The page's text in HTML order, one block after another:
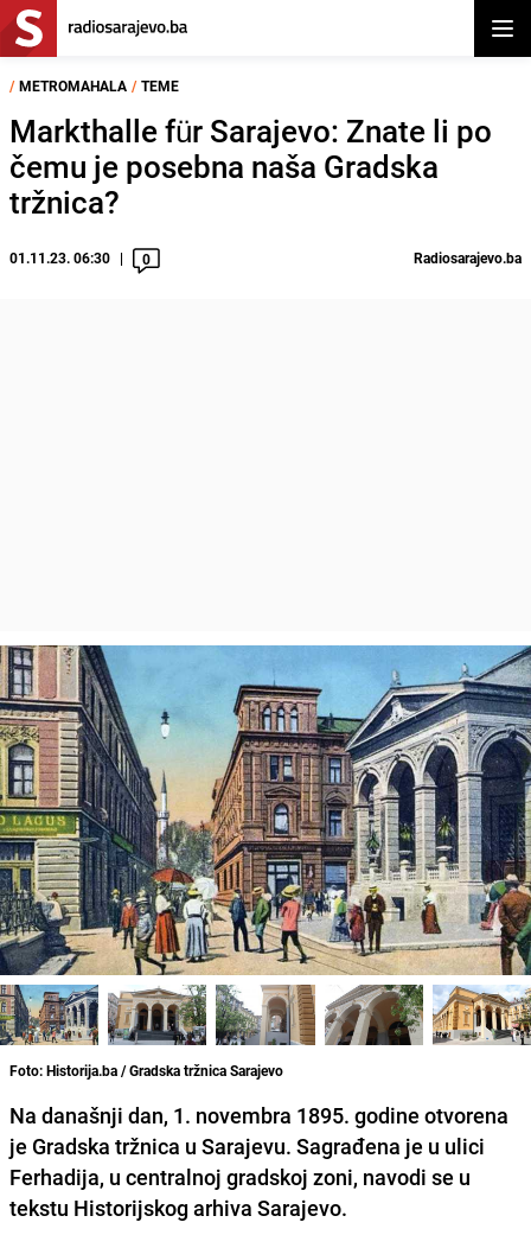
/ METROMAHALA / TEME
Markthalle für Sarajevo: Znate li po
čemu je posebna naša Gradska
tržnica?
01.11.23. 06:30 0 Radiosarajevo.ba
Foto: Historija.ba / Gradska tržnica Sarajevo
Na današnji dan, 1. novembra 1895. godine otvorena
je Gradska tržnica u Sarajevu. Sagrađena je u ulici
Ferhadija, u centralnoj gradskoj zoni, navodi se u
tekstu Historijskog arhiva Sarajevo.